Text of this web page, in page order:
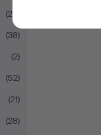
(24)
(38)
(2)
(52)
(21)
(28)